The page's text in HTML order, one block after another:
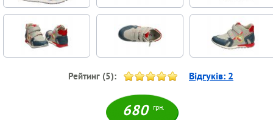
Рейтинг (5): Відгуків: 2
680 грн.